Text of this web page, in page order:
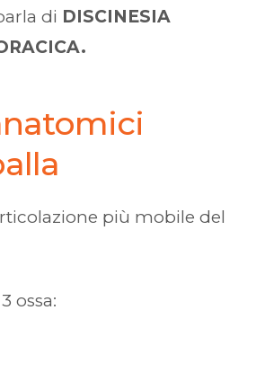
di DISCINESIA
più mobile del
ossa: